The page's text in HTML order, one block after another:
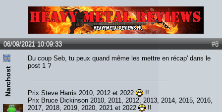
Lien :http://heavymetalreviews.fr/
#8
06/09/2021 10:09:33
Narchost
Du coup Seb, tu peux quand même les mettre en récap' dans le
post 1 ?
Prix Steve Harris 2010, 2012 et 2022
!!
Prix Bruce Dickinson 2010, 2011, 2012, 2013, 2014, 2015, 2016,
2017, 2018, 2019, 2020, 2021 et 2022
!!